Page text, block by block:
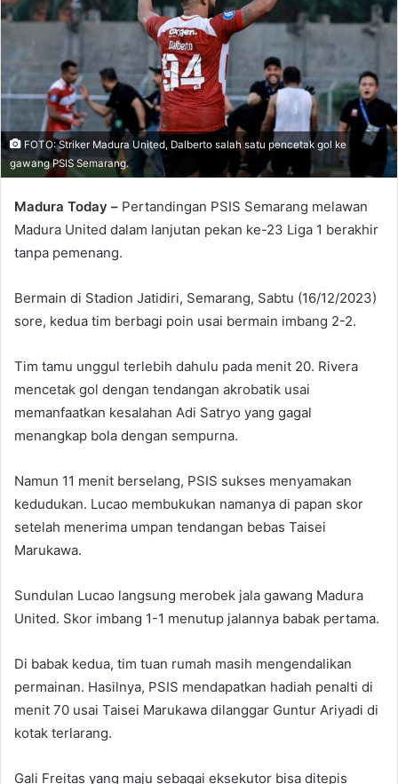
n
e
m
a
i
l
FOTO: Striker Madura United, Dalberto salah satu pencetak gol ke
gawang PSIS Semarang.
Madura Today – Pertandingan PSIS Semarang melawan
Madura United dalam lanjutan pekan ke-23 Liga 1 berakhir
tanpa pemenang.
Bermain di Stadion Jatidiri, Semarang, Sabtu (16/12/2023)
sore, kedua tim berbagi poin usai bermain imbang 2-2.
Tim tamu unggul terlebih dahulu pada menit 20. Rivera
mencetak gol dengan tendangan akrobatik usai
memanfaatkan kesalahan Adi Satryo yang gagal
menangkap bola dengan sempurna.
Namun 11 menit berselang, PSIS sukses menyamakan
kedudukan. Lucao membukukan namanya di papan skor
setelah menerima umpan tendangan bebas Taisei
Marukawa.
Sundulan Lucao langsung merobek jala gawang Madura
United. Skor imbang 1-1 menutup jalannya babak pertama.
Di babak kedua, tim tuan rumah masih mengendalikan
permainan. Hasilnya, PSIS mendapatkan hadiah penalti di
menit 70 usai Taisei Marukawa dilanggar Guntur Ariyadi di
kotak terlarang.
Gali Freitas yang maju sebagai eksekutor bisa ditepis